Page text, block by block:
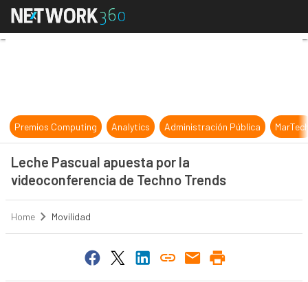
Leche Pascual apuesta por la
Premios Computing Analytics Administración Pública
Leche Pascual apuesta por la
videoconferencia de Techno Trends
Home Movilidad